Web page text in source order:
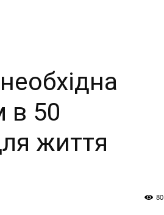
в 50
життя
80